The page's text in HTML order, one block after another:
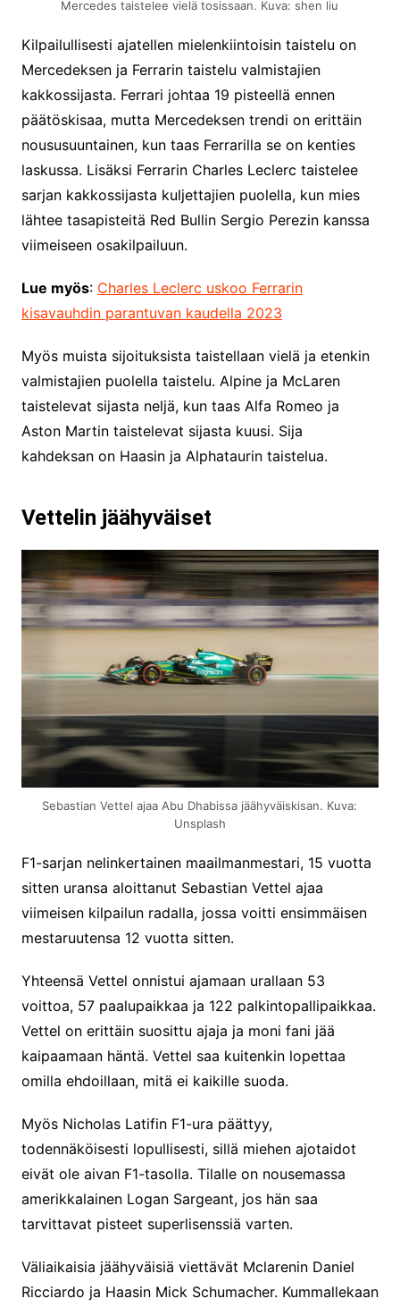
Mercedes taistelee vielä tosissaan. Kuva: shen liu
Kilpailullisesti ajatellen mielenkiintoisin taistelu on
Mercedeksen ja Ferrarin taistelu valmistajien
kakkossijasta. Ferrari johtaa 19 pisteellä ennen
päätöskisaa, mutta Mercedeksen trendi on erittäin
noususuuntainen, kun taas Ferrarilla se on kenties
laskussa. Lisäksi Ferrarin Charles Leclerc taistelee
sarjan kakkossijasta kuljettajien puolella, kun mies
lähtee tasapisteitä Red Bullin Sergio Perezin kanssa
viimeiseen osakilpailuun.
Lue myös: Charles Leclerc uskoo Ferrarin
kisavauhdin parantuvan kaudella 2023
Myös muista sijoituksista taistellaan vielä ja etenkin
valmistajien puolella taistelu. Alpine ja McLaren
taistelevat sijasta neljä, kun taas Alfa Romeo ja
Aston Martin taistelevat sijasta kuusi. Sija
kahdeksan on Haasin ja Alphataurin taistelua.
Vettelin jäähyväiset
Sebastian Vettel ajaa Abu Dhabissa jäähyväiskisan. Kuva:
Unsplash
F1-sarjan nelinkertainen maailmanmestari, 15 vuotta
sitten uransa aloittanut Sebastian Vettel ajaa
viimeisen kilpailun radalla, jossa voitti ensimmäisen
mestaruutensa 12 vuotta sitten.
Yhteensä Vettel onnistui ajamaan urallaan 53
voittoa, 57 paalupaikkaa ja 122 palkintopallipaikkaa.
Vettel on erittäin suosittu ajaja ja moni fani jää
kaipaamaan häntä. Vettel saa kuitenkin lopettaa
omilla ehdoillaan, mitä ei kaikille suoda.
Myös Nicholas Latifin F1-ura päättyy,
todennäköisesti lopullisesti, sillä miehen ajotaidot
eivät ole aivan F1-tasolla. Tilalle on nousemassa
amerikkalainen Logan Sargeant, jos hän saa
tarvittavat pisteet superlisenssiä varten.
Väliaikaisia jäähyväisiä viettävät Mclarenin Daniel
Ricciardo ja Haasin Mick Schumacher. Kummallekaan